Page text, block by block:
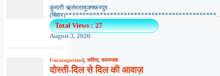
कुमारी ऋतंभरामुजफ्फरपुर
Total Views : 27
August 3, 2026
Uncategorized,कविता,काव्यभाषा
दोस्ती-दिल से दिल की आवाज़